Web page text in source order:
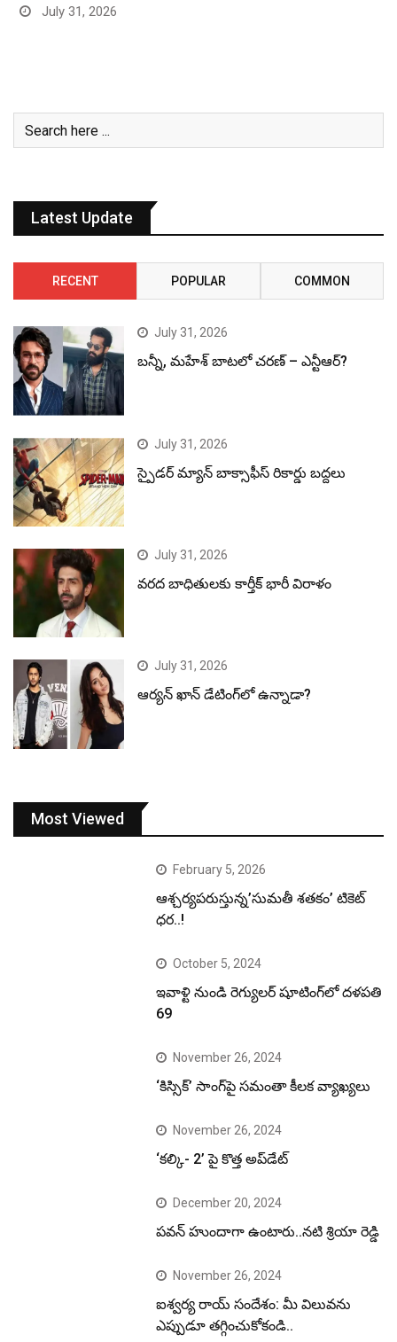
July 31, 2026
Latest Update
RECENT POPULAR COMMON
July 31, 2026
బన్నీ, మహేశ్ బాటలో చరణ్ – ఎన్టీఆర్?
July 31, 2026
స్పైడర్ మ్యాన్ బాక్సాఫీస్ రికార్డు బద్దలు
July 31, 2026
వరద బాధితులకు కార్తీక్ భారీ విరాళం
July 31, 2026
ఆర్యన్ ఖాన్ డేటింగ్‌లో ఉన్నాడా?
Most Viewed
February 5, 2026
ఆశ్చర్యపరుస్తున్న’సుమతీ శతకం’ టికెట్
ధర..!
October 5, 2024
ఇవాళ్టి నుండి రెగ్యులర్ షూటింగ్‌లో దళపతి
69
November 26, 2024
‘కిస్సిక్’ సాంగ్‌పై సమంతా కీలక వ్యాఖ్యలు
November 26, 2024
‘కల్కి- 2’ పై కొత్త అప్‌డేట్
December 20, 2024
పవన్ హుందాగా ఉంటారు..నటి శ్రియా రెడ్డి
November 26, 2024
ఐశ్వర్య రాయ్ సందేశం: మీ విలువను
ఎప్పుడూ తగ్గించుకోకండి..